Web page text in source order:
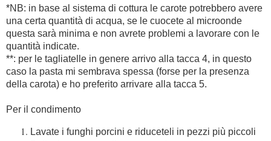
*NB: in base al sistema di cottura le carote potrebbero avere
una certa quantità di acqua, se le cuocete al microonde
questa sarà minima e non avrete problemi a lavorare con le
quantità indicate.
**: per le tagliatelle in genere arrivo alla tacca 4, in questo
caso la pasta mi sembrava spessa (forse per la presenza
della carota) e ho preferito arrivare alla tacca 5.
Per il condimento
Lavate i funghi porcini e riduceteli in pezzi più piccoli